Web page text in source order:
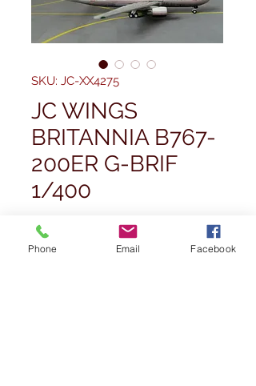
SKU: JC-XX4275
JC WINGS
BRITANNIA B767-
200ER G-BRIF
1/400
42,50 £Pris
Phone Email Facebook